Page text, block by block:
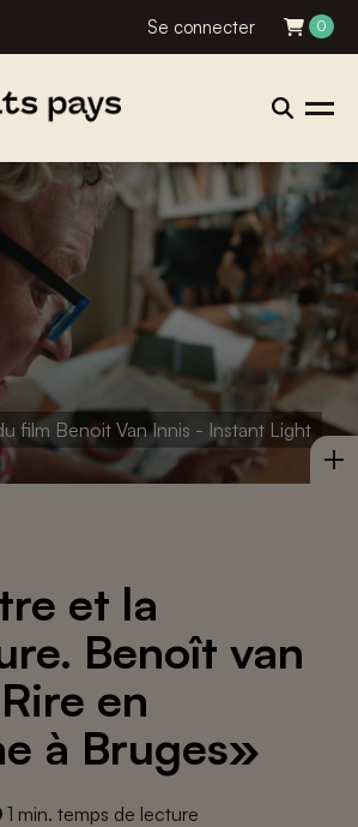
Se connecter 0
film Benoit Van Innis - Instant Light
et la
Benoît van
en
à Bruges»
1 min. temps de lecture